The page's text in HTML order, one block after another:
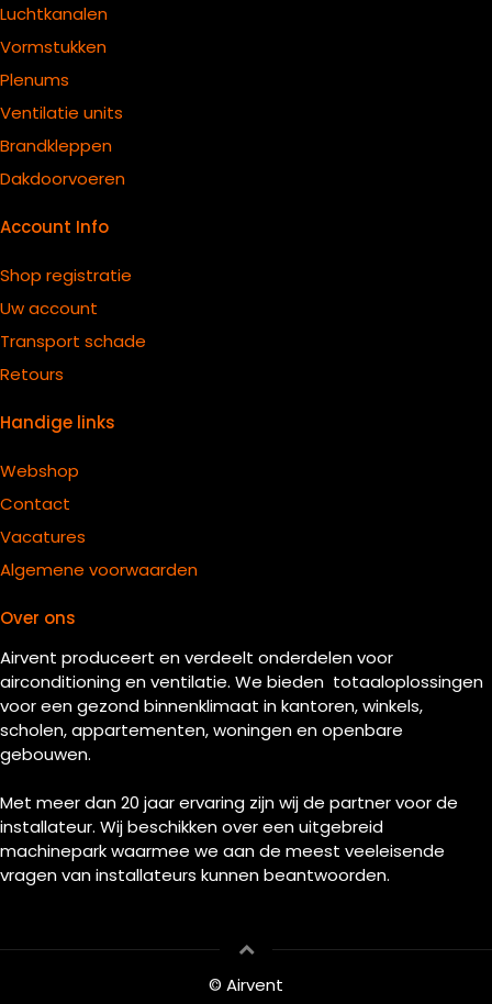
Luchtkanalen
Vormstukken
Plenums
Ventilatie units
Brandkleppen
Dakdoorvoeren
Account Info
Shop registratie
Uw account
Transport schade
Retours
Handige links
Webshop
Contact
Vacatures
Algemene voorwaarden
Over ons
Airvent produceert en verdeelt onderdelen voor
airconditioning en ventilatie. We bieden totaaloplossingen
voor een gezond binnenklimaat in kantoren, winkels,
scholen, appartementen, woningen en openbare
gebouwen.
Met meer dan 20 jaar ervaring zijn wij de partner voor de
installateur. Wij beschikken over een uitgebreid
machinepark waarmee we aan de meest veeleisende
vragen van installateurs kunnen beantwoorden.
© Airvent